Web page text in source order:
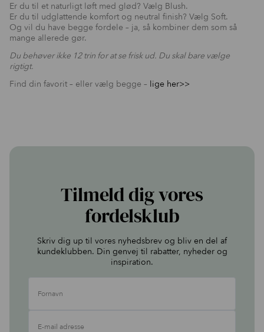
Er du til et naturligt løft med glød? Vælg Blush.
Er du til udglattende komfort og neutral finish? Vælg Soft.
Og vil du have begge fordele – ja, så kombiner dem som så
mange allerede gør.
Du behøver ikke 12 trin for at se frisk ud. Du skal bare vælge
rigtigt.
Find din favorit – eller vælg begge – lige her>>
Tilmeld dig vores
fordelsklub
Skriv dig up til vores nyhedsbrev og bliv en del af
kundeklubben. Din genvej til rabatter, nyheder og
inspiration.
Fornavn
E-mail adresse